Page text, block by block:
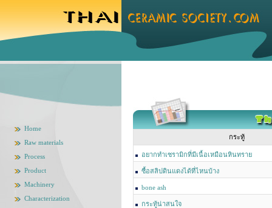
Home
Raw materials
Process
Product
Machinery
Characterization
กระทู้
อยากทำเซรามิกที่มีเนื้อเหมือนหินทราย
ซื้อสลิปดินแดงได้ที่ไหนบ้าง
bone ash
กระทู้น่าสนใจ